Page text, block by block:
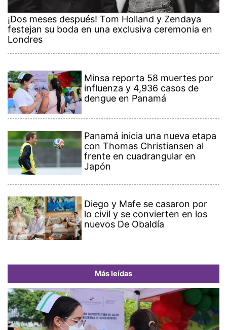
¡Dos meses después! Tom Holland y Zendaya
festejan su boda en una exclusiva ceremonia en
Londres
Minsa reporta 58 muertes por
influenza y 4,936 casos de
dengue en Panamá
Panamá inicia una nueva etapa
con Thomas Christiansen al
frente en cuadrangular en
Japón
Diego y Mafe se casaron por
lo civil y se convierten en los
nuevos De Obaldía
Más leídas